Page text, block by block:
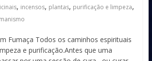
, incensos, plantas, purificação e limpeza,
Fumaça Todos os caminhos espirituais
e purificação.Antes que uma